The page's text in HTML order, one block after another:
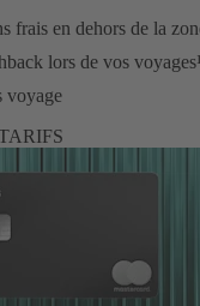
frais en dehors de la
lors de vos voyages¹
voyage